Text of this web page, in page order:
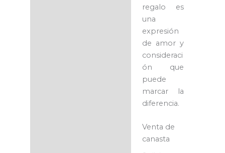
regalo es
una
expresión
de amor y
consideraci
ón que
puede
marcar la
diferencia.
Venta de
canasta